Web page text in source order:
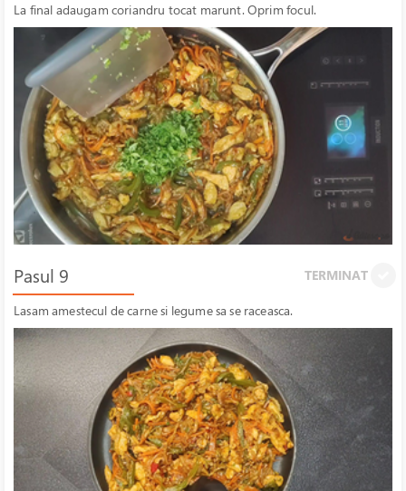
La final adaugam coriandru tocat marunt. Oprim focul.
Pasul 9 TERMINAT
Lasam amestecul de carne si legume sa se raceasca.